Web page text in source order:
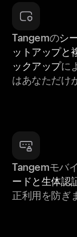
Tangemのシ
ットアップと
ックアップに
はあなただけ
Tangemモバ
ードと生体認
正利用を防ぎ